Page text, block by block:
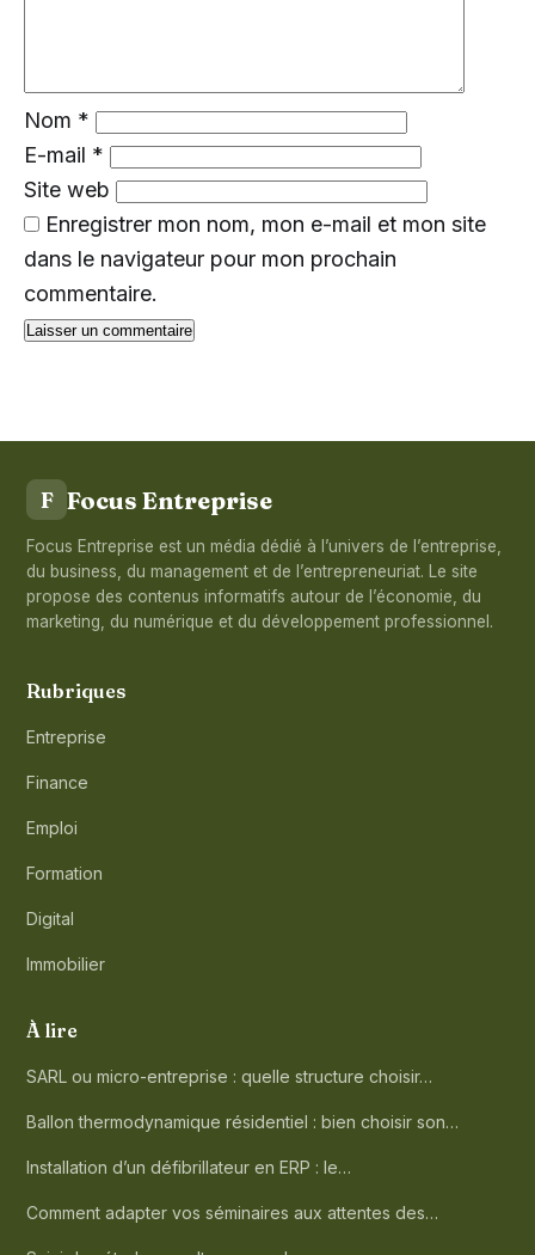
Nom *
E-mail *
Site web
Enregistrer mon nom, mon e-mail et mon site
dans le navigateur pour mon prochain
commentaire.
F Focus Entreprise
Focus Entreprise est un média dédié à l’univers de l’entreprise,
du business, du management et de l’entrepreneuriat. Le site
propose des contenus informatifs autour de l’économie, du
marketing, du numérique et du développement professionnel.
Rubriques
Entreprise
Finance
Emploi
Formation
Digital
Immobilier
À lire
SARL ou micro-entreprise : quelle structure choisir…
Ballon thermodynamique résidentiel : bien choisir son…
Installation d’un défibrillateur en ERP : le…
Comment adapter vos séminaires aux attentes des…